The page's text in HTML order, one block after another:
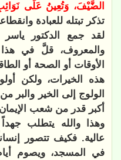
الضَّيْفَ، وَتُعِينُ عَلَى
تذكر تبتله للعبادة
لقد جمع الدكتور
والمعروف، قلَّ في هذا
الأوقات أو الصحة أو
هذه الخيرات، ولكن
الولوج إلى الخير والبر
أكبر قدر من شعب
وهذا والله يتطلب
عالية. فكيف تتصور
في المسجد، ويصوم